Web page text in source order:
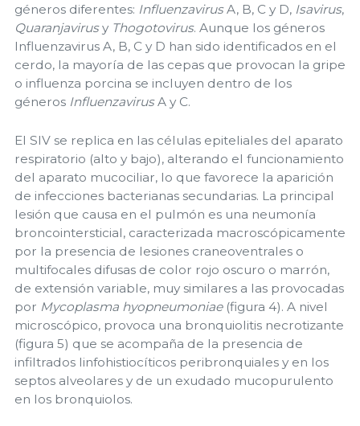
géneros diferentes: InfluenzavirusA, B, C y D, Isavirus,
Quaranjavirusy Thogotovirus. Aunque los géneros
Influenzavirus A, B, C y D han sido identificados en el
cerdo, la mayoría de las cepas que provocan la gripe
o influenza porcina se incluyen dentro de los
géneros InfluenzavirusA y C.
El SIV se replica en las células epiteliales del aparato
respiratorio (alto y bajo), alterando el funcionamiento
del aparato mucociliar, lo que favorece la aparición
de infecciones bacterianas secundarias. La principal
lesión que causa en el pulmón es una neumonía
broncointersticial, caracterizada macroscópicamente
por la presencia de lesiones craneoventrales o
multifocales difusas de color rojo oscuro o marrón,
de extensión variable, muy similares a las provocadas
por Mycoplasma hyopneumoniae(figura 4). A nivel
microscópico, provoca una bronquiolitis necrotizante
(figura 5) que se acompaña de la presencia de
infiltrados linfohistiocíticos peribronquiales y en los
septos alveolares y de un exudado mucopurulento
en los bronquiolos.